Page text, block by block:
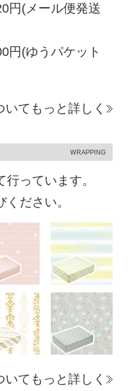
(メール便発送
(ゆうパケット
いてもっと詳しく
WRAPPING
っています。
ださい。
てもっと詳しく